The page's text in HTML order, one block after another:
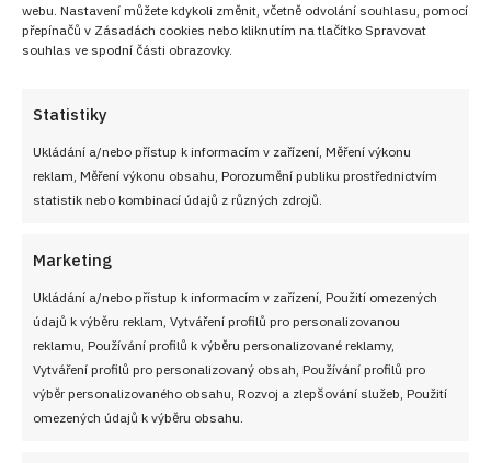
webu. Nastavení můžete kdykoli změnit, včetně odvolání souhlasu, pomocí
přepínačů v Zásadách cookies nebo kliknutím na tlačítko Spravovat
souhlas ve spodní části obrazovky.
Statistiky
Ukládání a/nebo přístup k informacím v zařízení, Měření výkonu
reklam, Měření výkonu obsahu, Porozumění publiku prostřednictvím
statistik nebo kombinací údajů z různých zdrojů.
Marketing
Ukládání a/nebo přístup k informacím v zařízení, Použití omezených
údajů k výběru reklam, Vytváření profilů pro personalizovanou
reklamu, Používání profilů k výběru personalizované reklamy,
Vytváření profilů pro personalizovaný obsah, Používání profilů pro
výběr personalizovaného obsahu, Rozvoj a zlepšování služeb, Použití
omezených údajů k výběru obsahu.